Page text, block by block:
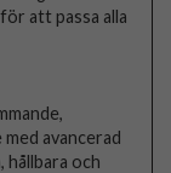
att passa alla
avancerad
och